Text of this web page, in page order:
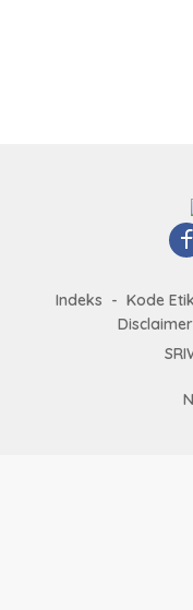
Indeks Kode Etik
Disclaimer